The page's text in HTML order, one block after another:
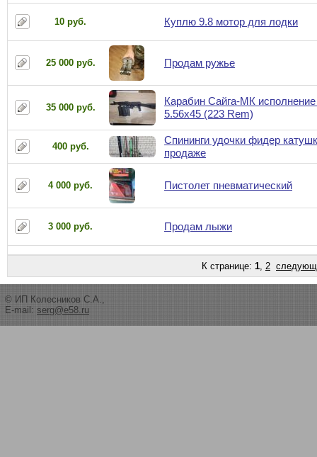
10 руб. Куплю 9.8 мотор для лодки
25 000 руб. Продам ружье
35 000 руб.
Карабин Сайга-МК
5.56x45 (223 Rem)
400 руб.
Спининги удочки фидер
продаже
4 000 руб. Пистолет пневматический
3 000 руб. Продам лыжи
К странице: 1, 2
© ИП Колесников С.А.,
E-mail: serg@e58.ru